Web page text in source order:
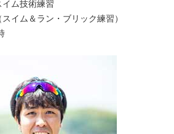
ム技術練習
イム＆ラン・ブリック練習）
随時